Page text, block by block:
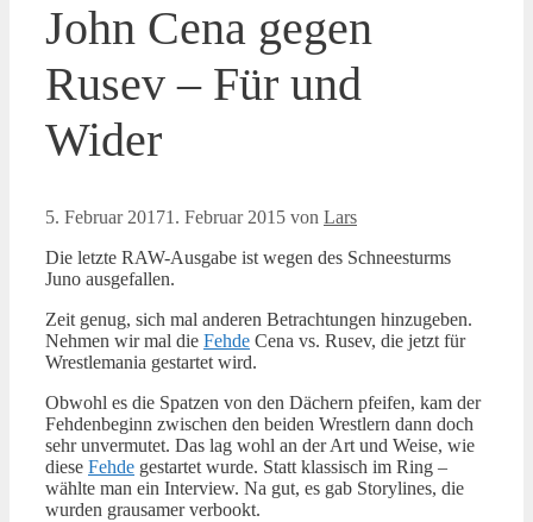
John Cena gegen
Rusev – Für und
Wider
5. Februar 20171. Februar 2015 von Lars
Die letzte RAW-Ausgabe ist wegen des Schneesturms
Juno ausgefallen.
Zeit genug, sich mal anderen Betrachtungen hinzugeben.
Nehmen wir mal die Fehde Cena vs. Rusev, die jetzt für
Wrestlemania gestartet wird.
Obwohl es die Spatzen von den Dächern pfeifen, kam der
Fehdenbeginn zwischen den beiden Wrestlern dann doch
sehr unvermutet. Das lag wohl an der Art und Weise, wie
diese Fehde gestartet wurde. Statt klassisch im Ring –
wählte man ein Interview. Na gut, es gab Storylines, die
wurden grausamer verbookt.